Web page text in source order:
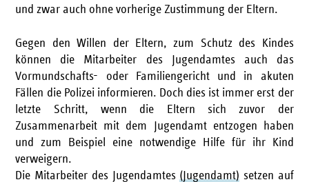
und zwar auch ohne vorherige Zustimmung der Eltern.
Gegen den Willen der Eltern, zum Schutz des Kindes
können die Mitarbeiter des Jugendamtes auch das
Vormundschafts- oder Familiengericht und in akuten
Fällen die Polizei informieren. Doch dies ist immer erst der
letzte Schritt, wenn die Eltern sich zuvor der
Zusammenarbeit mit dem Jugendamt entzogen haben
und zum Beispiel eine notwendige Hilfe für ihr Kind
verweigern.
Die Mitarbeiter des Jugendamtes (Jugendamt) setzen auf